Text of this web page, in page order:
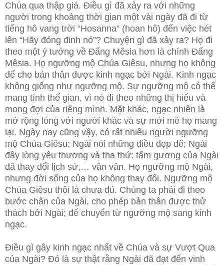
Chúa qua thập giá. Điều gì đã xảy ra với những
người trong khoảng thời gian một vài ngày đã đi từ
tiếng hô vang trời “Hosanna” (hoan hô) đến việc hét
lên “Hãy đóng đinh nó”? Chuyện gì đã xảy ra? Họ đi
theo một ý tưởng về Đấng Mêsia hơn là chính Đấng
Mêsia. Họ ngưỡng mộ Chúa Giêsu, nhưng họ không
để cho bản thân được kinh ngạc bởi Ngài. Kinh ngạc
không giống như ngưỡng mộ. Sự ngưỡng mộ có thể
mang tính thế gian, vì nó đi theo những thị hiếu và
mong đợi của riêng mình. Mặt khác, ngạc nhiên là
mở rộng lòng với người khác và sự mới mẻ họ mang
lại. Ngày nay cũng vậy, có rất nhiều người ngưỡng
mộ Chúa Giêsu: Ngài nói những điều đẹp đẽ; Ngài
đầy lòng yêu thương và tha thứ; tấm gương của Ngài
đã thay đổi lịch sử,… vân vân. Họ ngưỡng mộ Ngài,
nhưng đời sống của họ không thay đổi. Ngưỡng mộ
Chúa Giêsu thôi là chưa đủ. Chúng ta phải đi theo
bước chân của Ngài, cho phép bản thân được thử
thách bởi Ngài; để chuyển từ ngưỡng mộ sang kinh
ngạc.
Điều gì gây kinh ngạc nhất về Chúa và sự Vượt Qua
của Ngài? Đó là sự thật rằng Ngài đã đạt đến vinh